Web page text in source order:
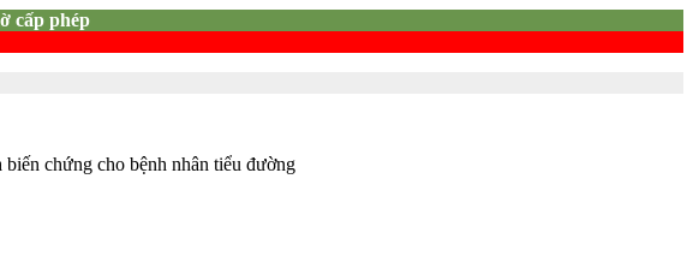
cấp phép
chứng cho bệnh nhân tiểu đường